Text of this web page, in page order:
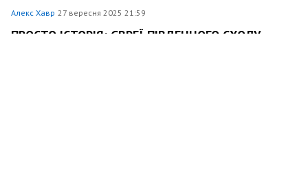
Алекс Хавр 27 вересня 2025 21:59
ПРОСТО ІСТОРІЯ: ЄВРЕЇ ПІВДЕННОГО СХОДУ